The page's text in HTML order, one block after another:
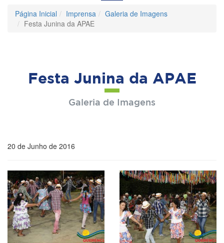
de
Navegação
Página Inicial Imprensa
Galeria de Imagens
Festa Junina da APAE
Festa Junina da APAE
Galeria de Imagens
20 de Junho de 2016